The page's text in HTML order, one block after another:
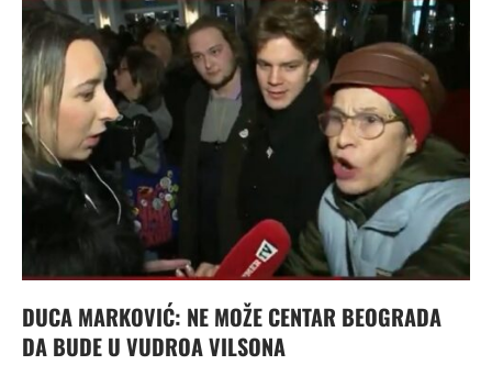
DUCA MARKOVIĆ: NE MOŽE CENTAR BEOGRADA
DA BUDE U VUDROA VILSONA